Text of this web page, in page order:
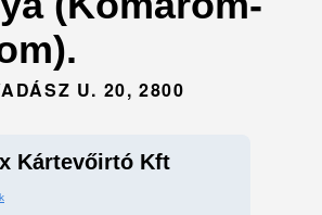
U. 20, 2800
Kártevőirtó Kft